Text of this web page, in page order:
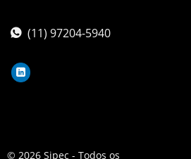
(11) 97204-5940
© 2026 Sipec - Todos os